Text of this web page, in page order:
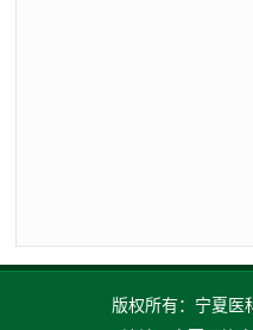
版权所有：宁夏医